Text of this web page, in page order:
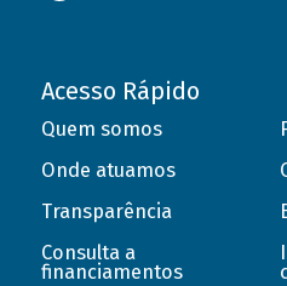
Acesso Rápido
Quem somos
Onde atuamos
Transparência
Consulta a
financiamentos